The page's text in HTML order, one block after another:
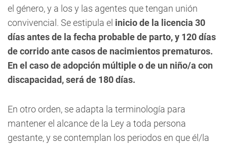
el género, y a los y las agentes que tengan unión
convivencial. Se estipula el inicio de la licencia 30
días antes de la fecha probable de parto, y 120 días
de corrido ante casos de nacimientos prematuros.
En el caso de adopción múltiple o de un niño/a con
discapacidad, será de 180 días.
En otro orden, se adapta la terminología para
mantener el alcance de la Ley a toda persona
gestante, y se contemplan los periodos en que él/la